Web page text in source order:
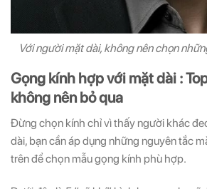
Với người mặt dài, không nên chọn
Gọng kính hợp với mặt dài :
không nên bỏ qua
Đừng chọn kính chỉ vì thấy người khác
dài, bạn cần áp dụng những nguyên tắc
trên để chọn mẫu gọng kính phù hợp.